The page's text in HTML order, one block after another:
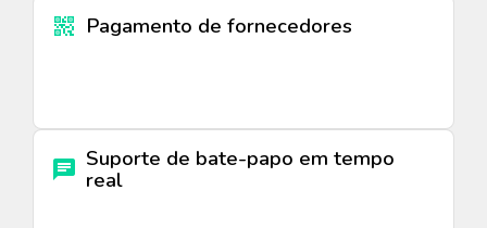
Pagamento de fornecedores
Suporte de bate-papo em tempo
real